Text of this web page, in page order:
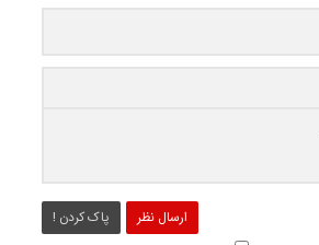
ارسال نظر پاک کردن !